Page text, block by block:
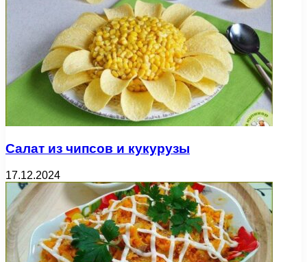
Салат из чипсов и кукурузы
17.12.2024